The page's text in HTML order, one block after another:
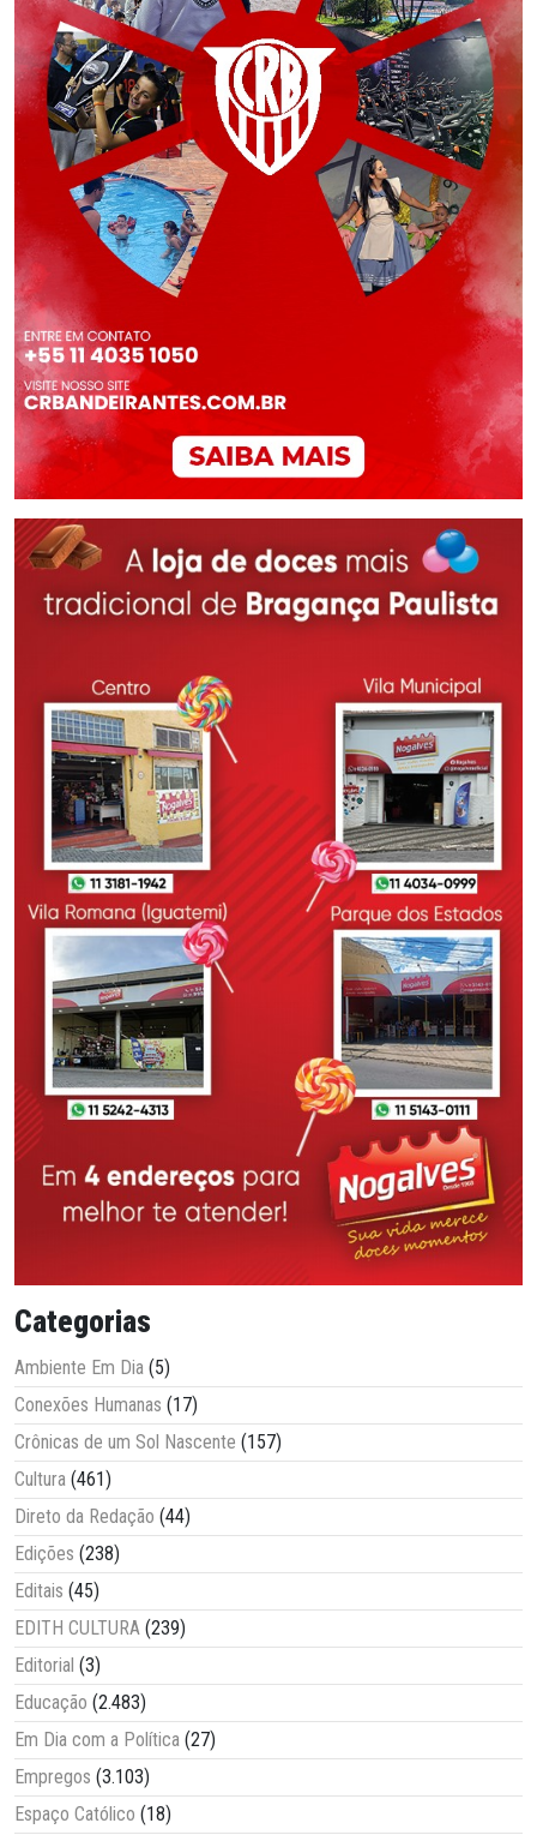
Categorias
Ambiente Em Dia (5)
Conexões Humanas (17)
Crônicas de um Sol Nascente (157)
Cultura (461)
Direto da Redação (44)
Edições (238)
Editais (45)
EDITH CULTURA (239)
Editorial (3)
Educação (2.483)
Em Dia com a Política (27)
Empregos (3.103)
Espaço Católico (18)